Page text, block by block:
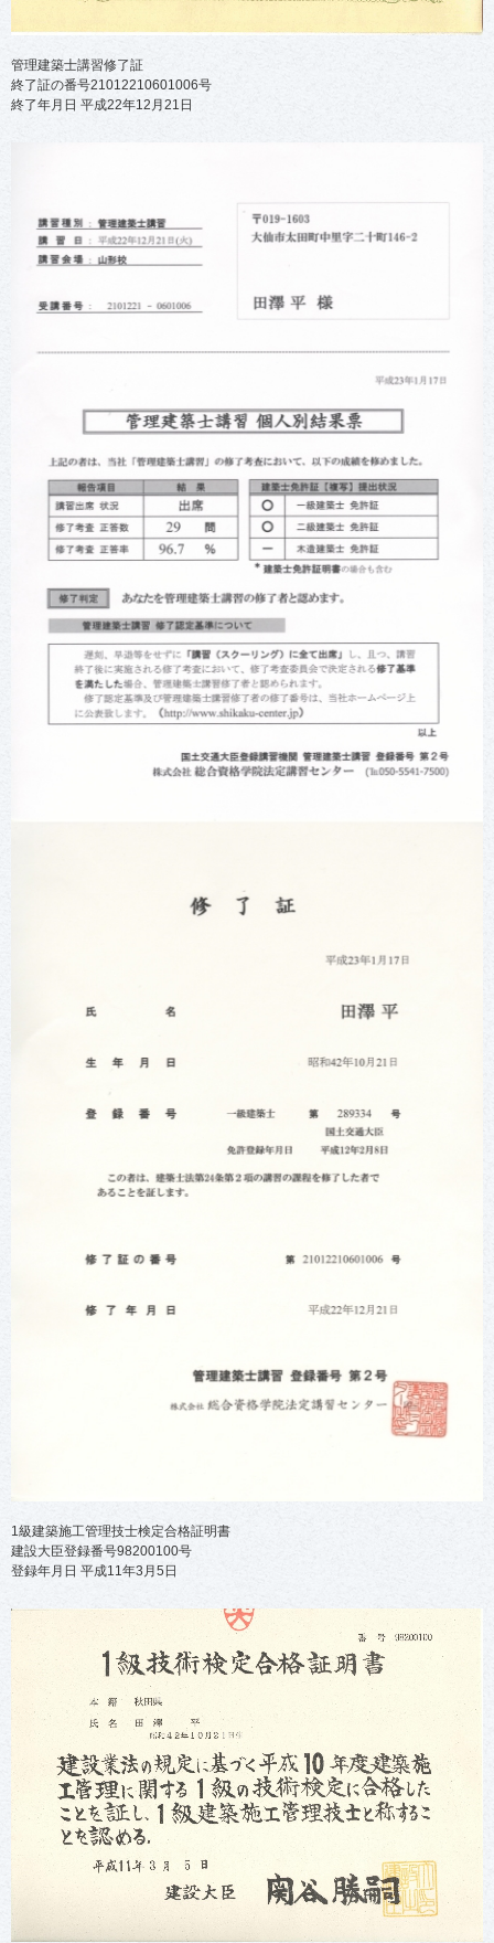
管理建築士講習修了証
終了証の番号21012210601006号
終了年月日 平成22年12月21日
1級建築施工管理技士検定合格証明書
建設大臣登録番号98200100号
登録年月日 平成11年3月5日